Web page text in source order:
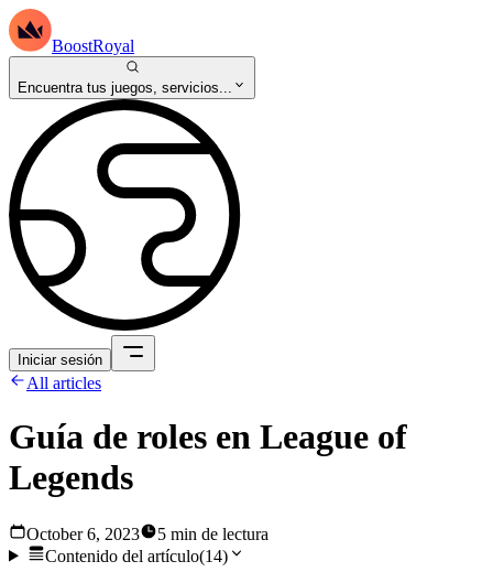
BoostRoyal
Encuentra tus juegos, servicios...
Iniciar sesión
All articles
Guía de roles en League of
Legends
October 6, 2023
5 min de lectura
Contenido del artículo(14)